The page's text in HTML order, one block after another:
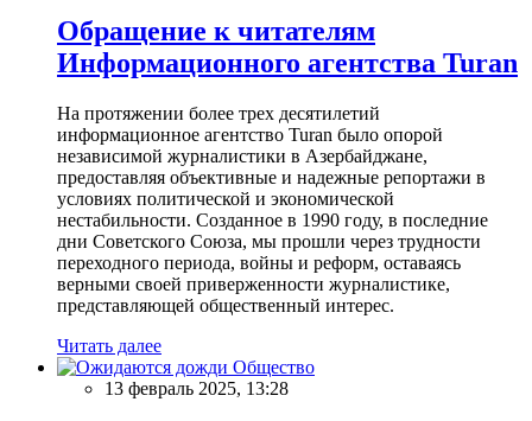
Обращение к читателям
Информационного агентства Turan
На протяжении более трех десятилетий
информационное агентство Turan было опорой
независимой журналистики в Азербайджане,
предоставляя объективные и надежные репортажи в
условиях политической и экономической
нестабильности. Созданное в 1990 году, в последние
дни Советского Союза, мы прошли через трудности
переходного периода, войны и реформ, оставаясь
верными своей приверженности журналистике,
представляющей общественный интерес.
Читать далее
Общество
13 февраль 2025, 13:28